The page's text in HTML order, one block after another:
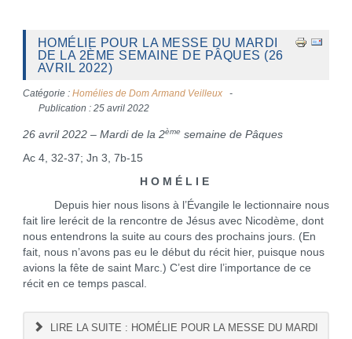
HOMÉLIE POUR LA MESSE DU MARDI
DE LA 2ÈME SEMAINE DE PÂQUES (26
AVRIL 2022)
Catégorie : Homélies de Dom Armand Veilleux
Publication : 25 avril 2022
26 avril 2022 – Mardi de la 2ème semaine de Pâques
Ac 4, 32-37; Jn 3, 7b-15
H O M É L I E
Depuis hier nous lisons à l’Évangile le lectionnaire nous
fait lire lerécit de la rencontre de Jésus avec Nicodème, dont
nous entendrons la suite au cours des prochains jours. (En
fait, nous n’avons pas eu le début du récit hier, puisque nous
avions la fête de saint Marc.) C’est dire l’importance de ce
récit en ce temps pascal.
LIRE LA SUITE : HOMÉLIE POUR LA MESSE DU MARDI